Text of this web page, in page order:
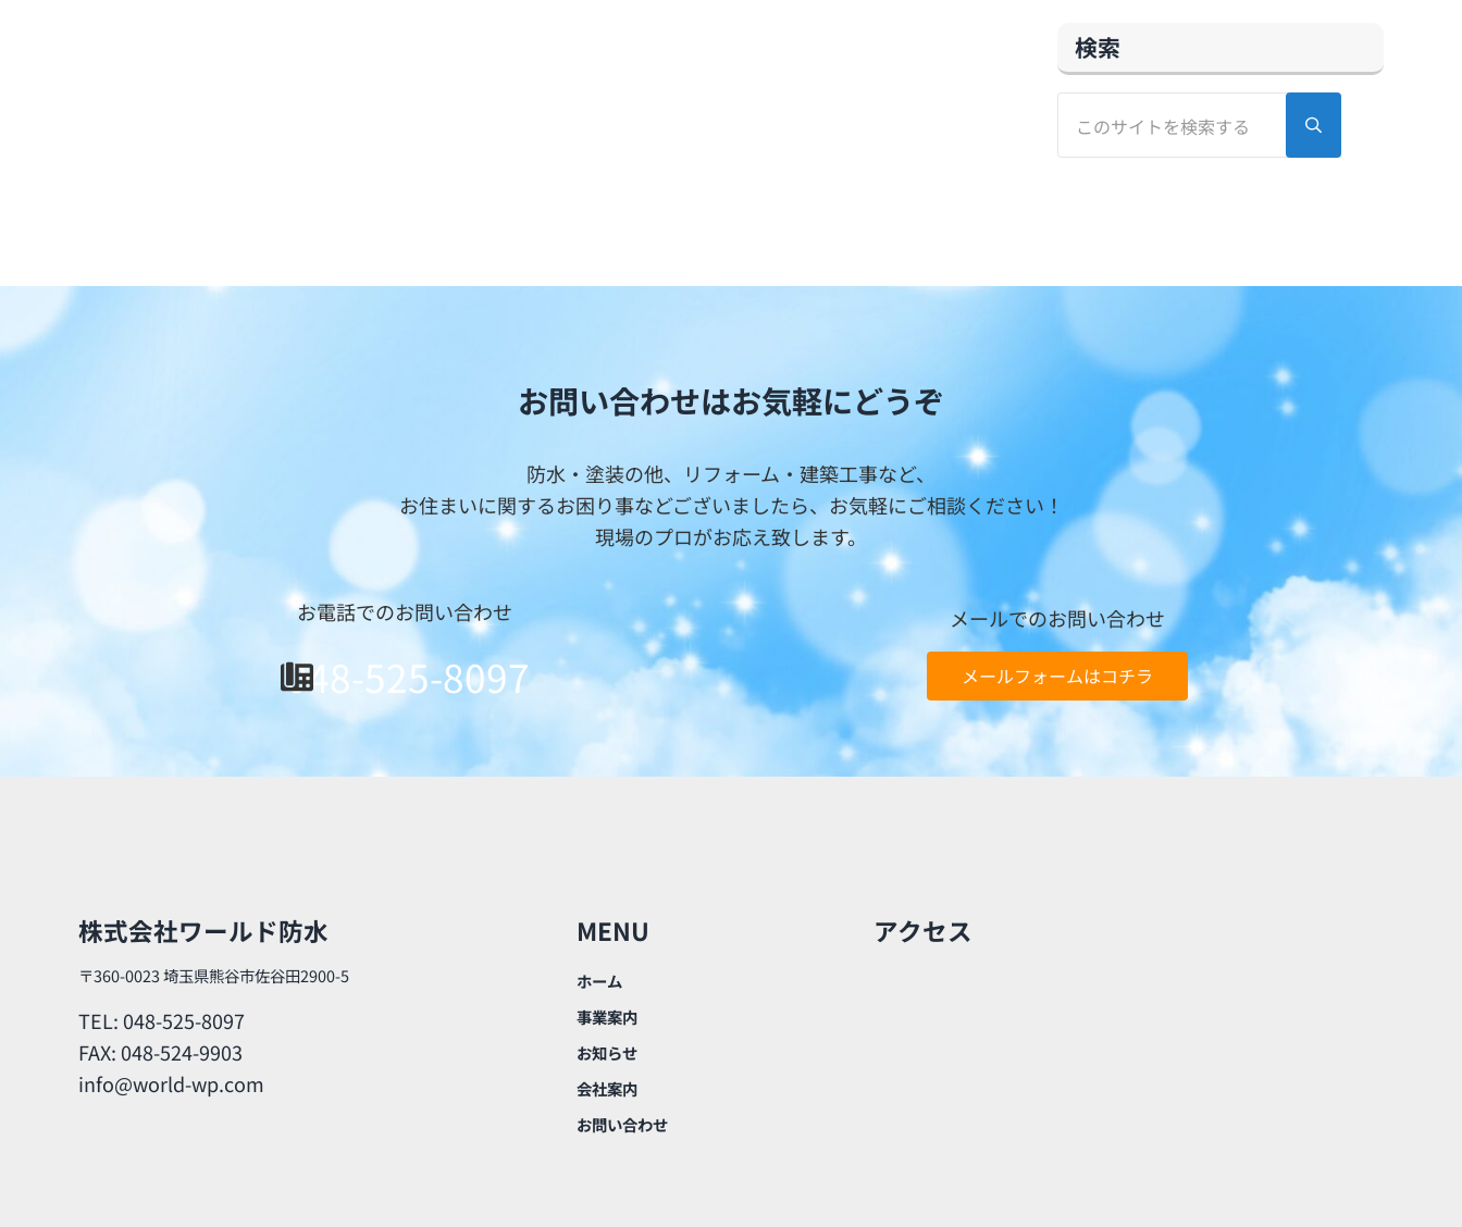
検索
Submit search
お問い合わせはお気軽にどうぞ
防水・塗装の他、リフォーム・建築工事など、
お住まいに関するお困り事などございましたら、お気軽にご相談ください！
現場のプロがお応え致します。
お電話でのお問い合わせ
048-525-8097
メールでのお問い合わせ
メールフォームはコチラ
株式会社ワールド防水
〒360-0023 埼玉県熊谷市佐谷田2900-5
TEL: 048-525-8097
FAX: 048-524-9903
info@world-wp.com
MENU
ホーム
事業案内
お知らせ
会社案内
お問い合わせ
アクセス